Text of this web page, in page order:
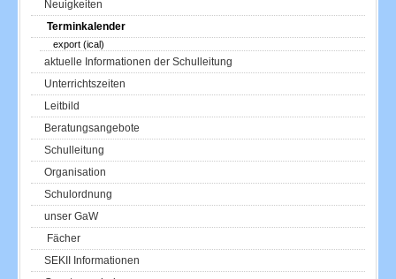
Neuigkeiten
Terminkalender
export (ical)
aktuelle Informationen der Schulleitung
Unterrichtszeiten
Leitbild
Beratungsangebote
Schulleitung
Organisation
Schulordnung
unser GaW
Fächer
SEKII Informationen